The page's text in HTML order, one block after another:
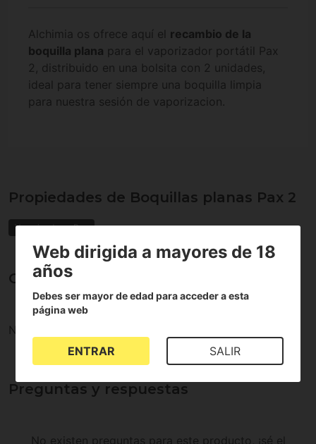
Alchimia os ofrece aquí el recambio de la
boquilla plana para el vaporizador portátil Pax
2, distribuido en una bolsita con 2 unidades,
ideal para tener siempre una boquilla limpia
para nuestra sesión de vaporizacion.
Propiedades de Boquillas planas Pax 2
Vaporizadores Pax
Opiniones sobre Boquillas planas Pax 2
No existen valoraciones para este producto
Preguntas y respuestas
No existen preguntas para este producto, ¡sé el
Web dirigida a mayores de 18
años
Debes ser mayor de edad para acceder a esta
página web
ENTRAR SALIR